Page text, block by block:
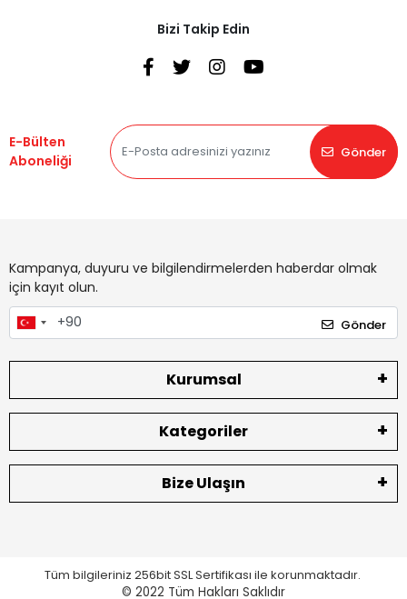
Bizi Takip Edin
E-Bülten
Aboneliği
Gönder
Kampanya, duyuru ve bilgilendirmelerden haberdar olmak
için kayıt olun.
Gönder
Kurumsal
Kategoriler
Bize Ulaşın
Tüm bilgileriniz 256bit SSL Sertifikası ile korunmaktadır.
© 2022 Tüm Hakları Saklıdır